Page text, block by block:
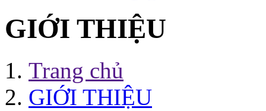
GIỚI THIỆU
Trang chủ
GIỚI THIỆU